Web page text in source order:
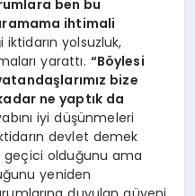
ben bu
ihtimali
yolsuzluk,
yarattı. “Böylesi
bize
ne yaptık da
iyi düşünmeleri
devlet demek
geçici olduğunu ama
yeniden